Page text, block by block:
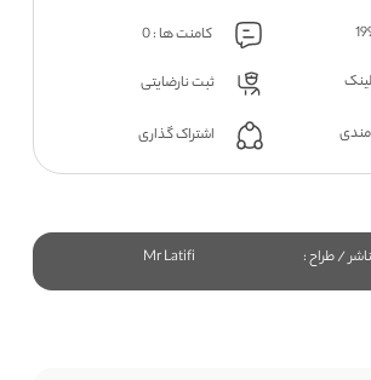
کامنت ها : 0
ثبت نارضایتی
اشتراک گذاری
ناشر / طراح : Mr Latifi